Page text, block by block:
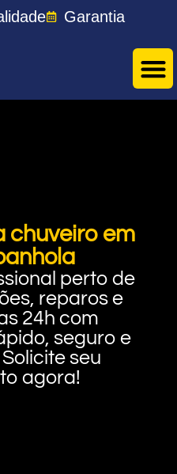
Garantia
chuveiro em
perto de
reparos e
24h com
seguro e
seu
agora!